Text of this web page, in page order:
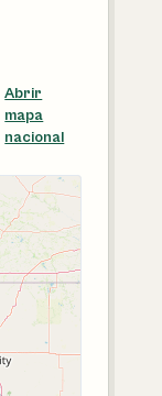
Abrir
mapa
nacional